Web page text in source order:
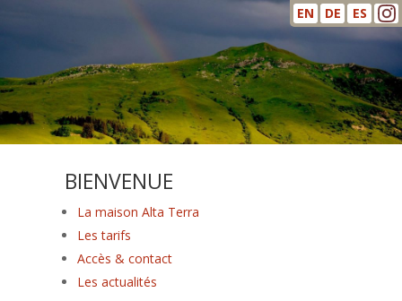
EN DE ES
BIENVENUE
La maison Alta Terra
Les tarifs
Accès & contact
Les actualités